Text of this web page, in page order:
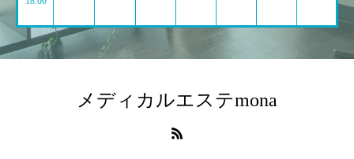
メディカルエステmona